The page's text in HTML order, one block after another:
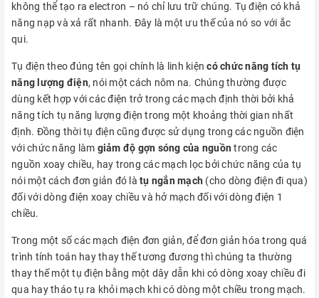
không thể tạo ra electron – nó chỉ lưu trữ chúng. Tụ điện có khả
năng nạp và xả rất nhanh. Đây là một ưu thế của nó so với ắc
qui.
Tụ điện theo đúng tên gọi chính là linh kiệncó chức năng tích tụ
năng lượng điện, nói một cách nôm na. Chúng thường được
dùng kết hợp với các điện trở trong các mạch định thời bởi khả
năng tích tụ năng lượng điện trong một khoảng thời gian nhất
định. Đồng thời tụ điện cũng được sử dụng trong các nguồn điện
với chức năng làm giảm độ gợn sóng của nguồn trong các
nguồn xoay chiều, hay trong các mạch lọc bởi chức năng của tụ
nói một cách đơn giản đó là tụ ngắn mạch (cho dòng điện đi qua)
đối với dòng điện xoay chiều và hở mạch đối với dòng điện 1
chiều.
Trong một số các mạch điện đơn giản, để đơn giản hóa trong quá
trình tính toán hay thay thế tương đương thì chúng ta thường
thay thế một tụ điện bằng một dây dẫn khi có dòng xoay chiều đi
qua hay tháo tụ ra khỏi mạch khi có dòng một chiều trong mạch.